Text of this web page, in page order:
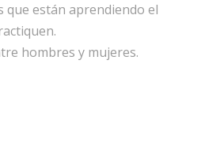
que están aprendiendo el
hombres y mujeres.